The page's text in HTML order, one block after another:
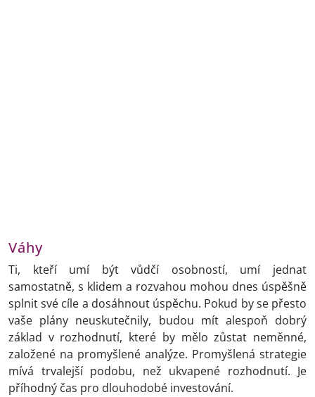
Váhy
Ti, kteří umí být vůdčí osobností, umí jednat
samostatně, s klidem a rozvahou mohou dnes úspěšně
splnit své cíle a dosáhnout úspěchu. Pokud by se přesto
vaše plány neuskutečnily, budou mít alespoň dobrý
základ v rozhodnutí, které by mělo zůstat neměnné,
založené na promyšlené analýze. Promyšlená strategie
mívá trvalejší podobu, než ukvapené rozhodnutí. Je
příhodný čas pro dlouhodobé investování.